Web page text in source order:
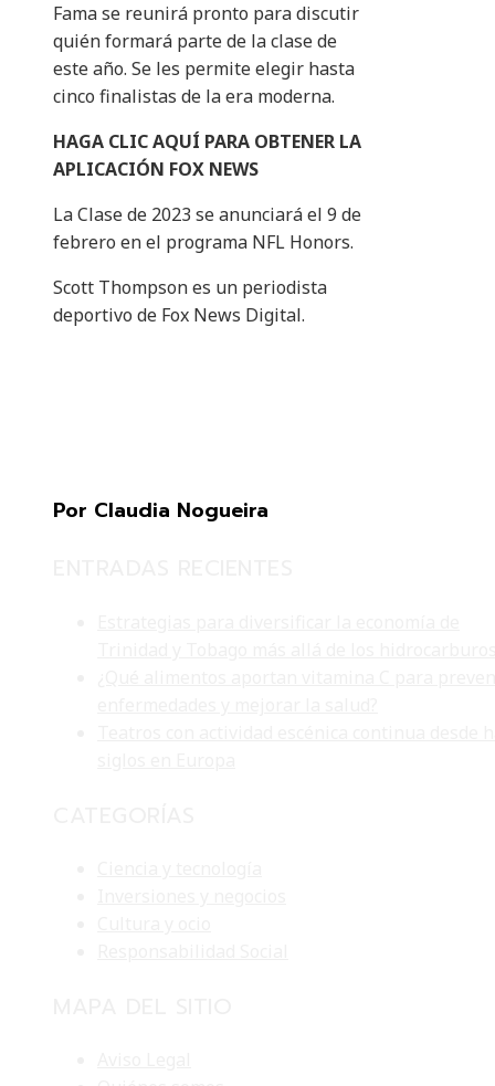
Fama se reunirá pronto para discutir
quién formará parte de la clase de
este año. Se les permite elegir hasta
cinco finalistas de la era moderna.
HAGA CLIC AQUÍ PARA OBTENER LA
APLICACIÓN FOX NEWS
La Clase de 2023 se anunciará el 9 de
febrero en el programa NFL Honors.
Scott Thompson es un periodista
deportivo de Fox News Digital.
Por Claudia Nogueira